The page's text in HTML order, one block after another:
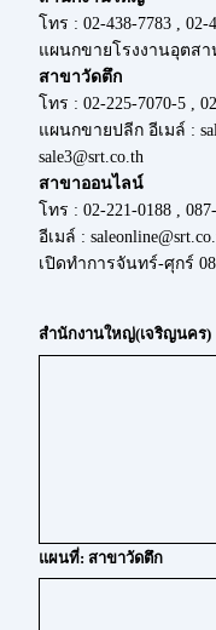
โทร : 02-438-7783 , 02-
แผนกขายโรงงานอุตสา
สาขาวัดตึก
โทร : 02-225-7070-5 ,
แผนกขายปลีก อีเมล์ :
sale3@srt.co.th
สาขาออนไลน์
โทร : 02-221-0188 ,
อีเมล์ :
เปิดทำการจันทร์-ศุกร์
สำนักงานใหญ่(เจริญนคร)
แผนที่: สาขาวัดตึก